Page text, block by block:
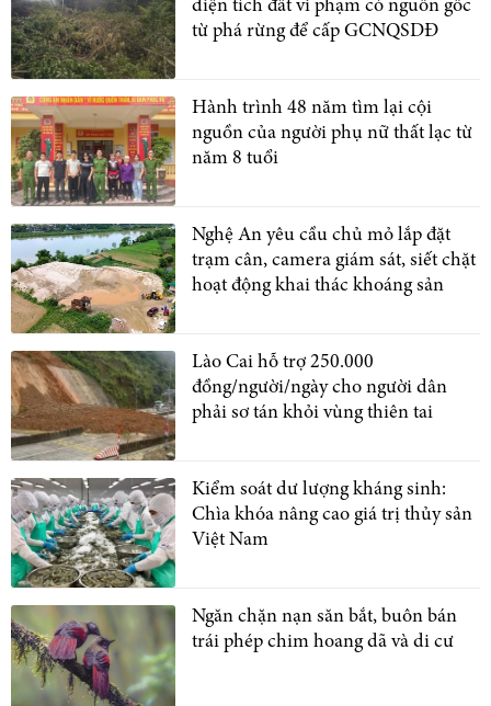
diện tích đất vi phạm có nguồn gốc
từ phá rừng để cấp GCNQSDĐ
Hành trình 48 năm tìm lại cội
nguồn của người phụ nữ thất lạc từ
năm 8 tuổi
Nghệ An yêu cầu chủ mỏ lắp đặt
trạm cân, camera giám sát, siết chặt
hoạt động khai thác khoáng sản
Lào Cai hỗ trợ 250.000
đồng/người/ngày cho người dân
phải sơ tán khỏi vùng thiên tai
Kiểm soát dư lượng kháng sinh:
Chìa khóa nâng cao giá trị thủy sản
Việt Nam
Ngăn chặn nạn săn bắt, buôn bán
trái phép chim hoang dã và di cư